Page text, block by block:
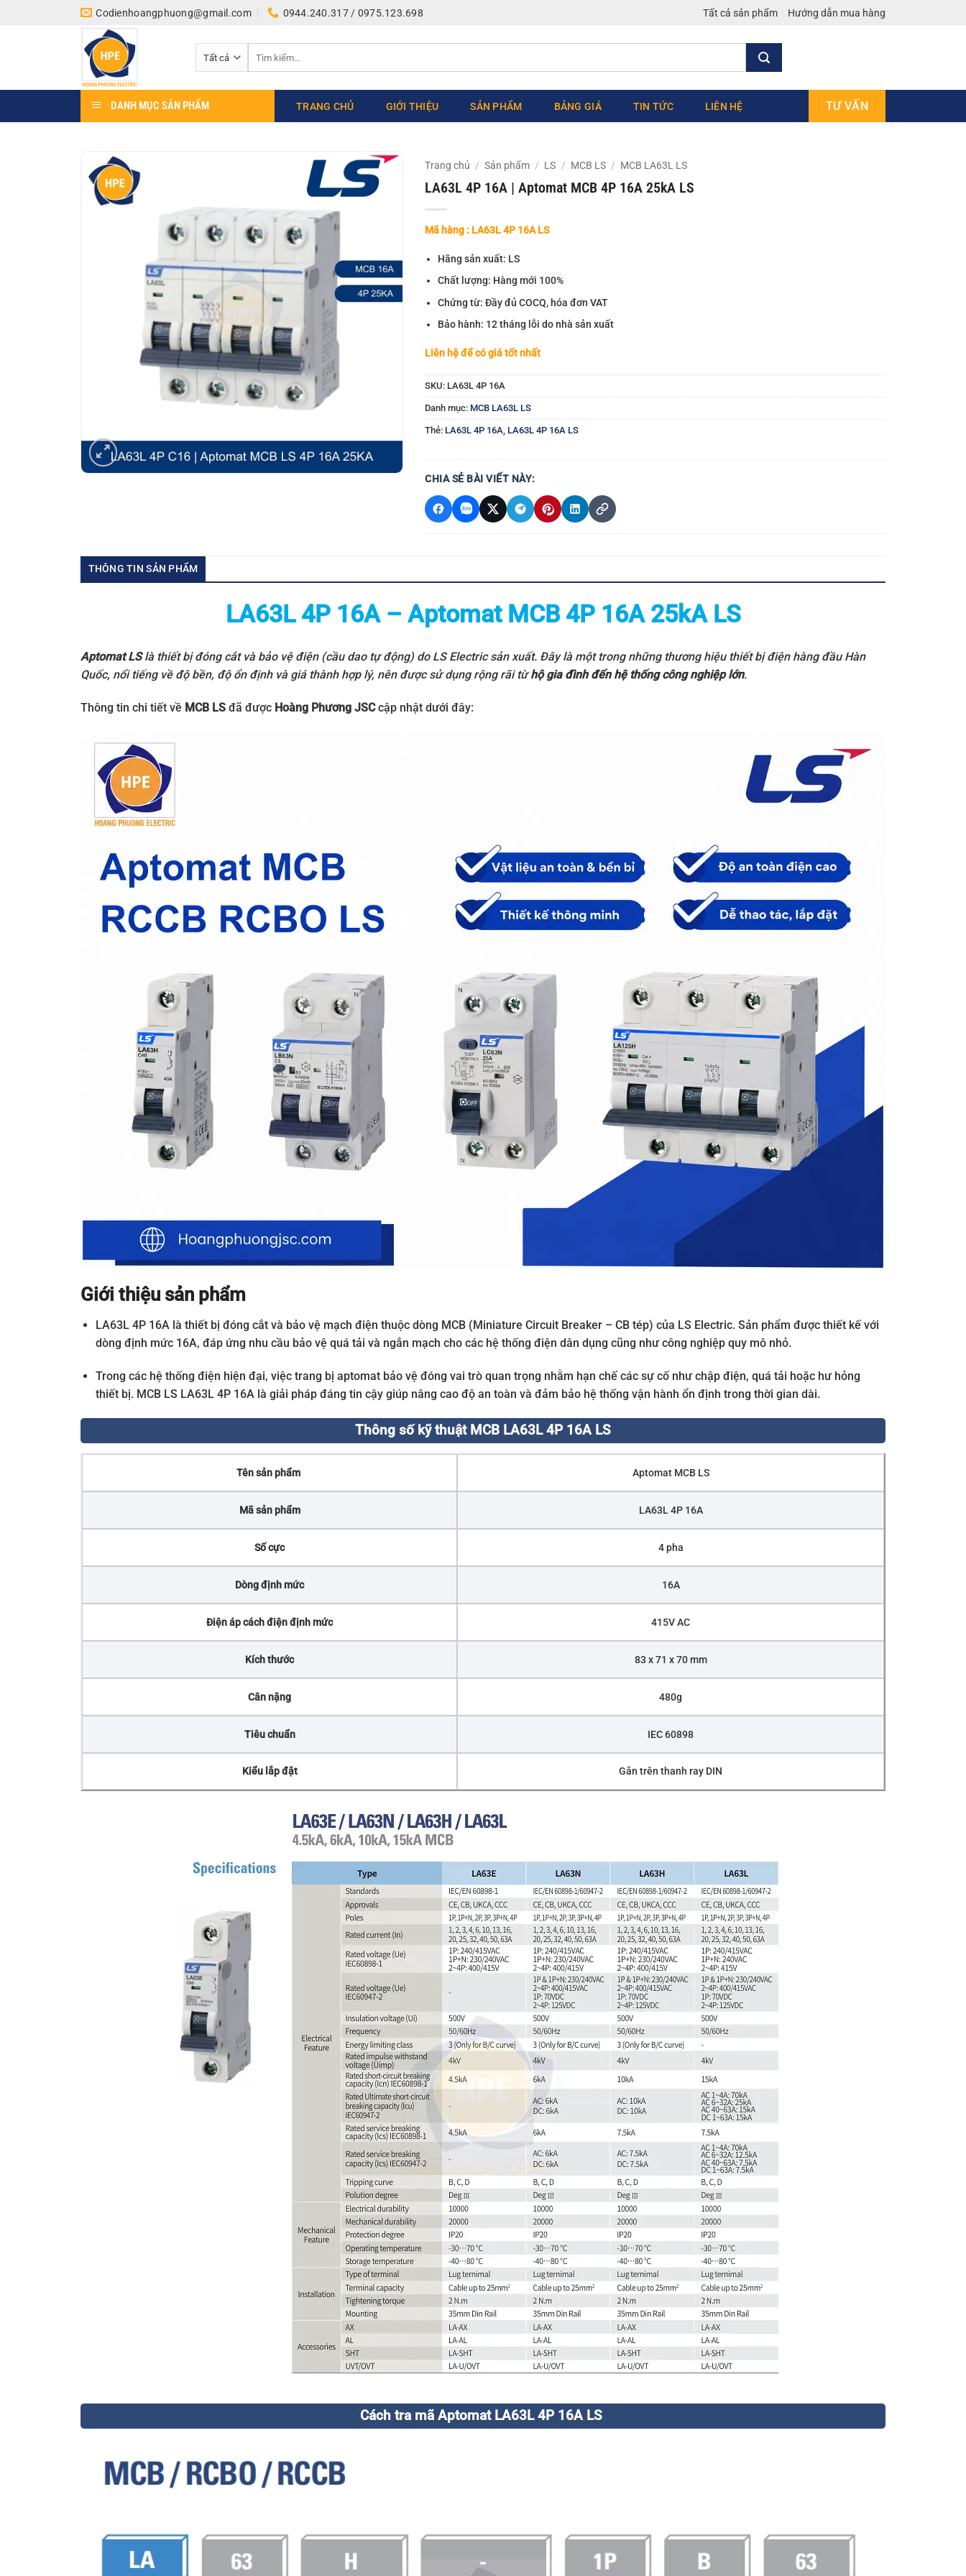
Codienhoangphuong@gmail.com 0944.240.317 / 0975.123.698 Tất cả sản phẩm Hướng dẫn mua hàng
kiếm:
DANH MỤC SẢN PHẨM TRANG CHỦ GIỚI THIỆU SẢN PHẨM BẢNG GIÁ TIN TỨC LIÊN HỆ TƯ VẤN
Trang chủ / Sản phẩm / LS / MCB LS / MCB LA63L LS
LA63L 4P 16A | Aptomat MCB 4P 16A 25kA LS
Mã hàng : LA63L 4P 16A LS
Hãng sản xuất: LS
Chất lượng: Hàng mới 100%
Chứng từ: Đầy đủ COCQ, hóa đơn VAT
Bảo hành: 12 tháng lỗi do nhà sản xuất
Liên hệ để có giá tốt nhất
SKU: LA63L 4P 16A
Danh mục: MCB LA63L LS
Thẻ: LA63L 4P 16A LA63L 4P 16A LS
CHIA SẺ BÀI VIẾT NÀY:
THÔNG TIN SẢN PHẨM
LA63L 4P 16A – Aptomat MCB 4P 16A 25kA LS
Aptomat LSlà thiết bị đóng cắt và bảo vệ điện (cầu dao tự động) do LS Electricsản xuất. Đây là một trong những thương hiệu thiết bị điện hàng đầu Hàn
Quốc, nổi tiếng về độ bền, độ ổn định và giá thành hợp lý, nên được sử dụng rộng rãi từhộ gia đình đến hệ thống công nghiệp lớn.
Thông tin chi tiết về MCB LS đã được Hoàng Phương JSCcập nhật dưới đây:
Giới thiệu sản phẩm
LA63L 4P 16A là thiết bị đóng cắt và bảo vệ mạch điện thuộc dòng MCB (Miniature Circuit Breaker – CB tép) của LS Electric. Sản phẩm được thiết kế với
dòng định mức 16A, đáp ứng nhu cầu bảo vệ quá tải và ngắn mạch cho các hệ thống điện dân dụng cũng như công nghiệp quy mô nhỏ.
Trong các hệ thống điện hiện đại, việc trang bị aptomat bảo vệ đóng vai trò quan trọng nhằm hạn chế các sự cố như chập điện, quá tải hoặc hư hỏng
thiết bị. MCB LS LA63L 4P 16A là giải pháp đáng tin cậy giúp nâng cao độ an toàn và đảm bảo hệ thống vận hành ổn định trong thời gian dài.
Thông số kỹ thuật MCB LA63L 4P 16A LS
Tên sản phẩm Aptomat MCB LS
Mã sản phẩm LA63L 4P 16A
Số cực 4 pha
Dòng định mức 16A
Điện áp cách điện định mức 415V AC
Kích thước 83 x 71 x 70 mm
Cân nặng 480g
Tiêu chuẩn IEC 60898
Kiểu lắp đặt Gắn trên thanh ray DIN
Cách tra mã Aptomat LA63L 4P 16A LS